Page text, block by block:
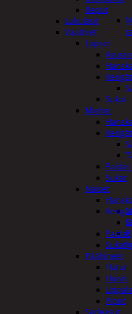
Reput
Lukulasit
Vaatteet
Lapset
Kengät
Sukat
Miehet
Kengät
Sukat
Naiset
Kengät
Sukat
Päähineet
Hatut
Huivit
Pipot